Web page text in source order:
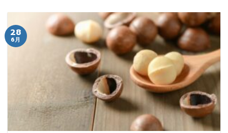
28
6月